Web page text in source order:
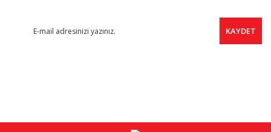
KAYDET